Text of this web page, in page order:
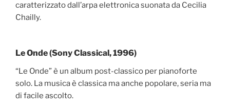
caratterizzato dall’arpa elettronica suonata da Cecilia
Chailly.
Le Onde (Sony Classical, 1996)
“Le Onde” è un album post-classico per pianoforte
solo. La musica è classica ma anche popolare, seria ma
di facile ascolto.